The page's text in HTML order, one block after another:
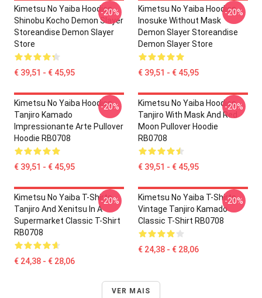
Kimetsu No Yaiba Hoodies -
Shinobu Kocho Demon Slayer
Storeandise Demon Slayer
Store
€ 39,51 - € 45,95
-20%
Kimetsu No Yaiba Hoodies -
Inosuke Without Mask
Demon Slayer Storeandise
Demon Slayer Store
€ 39,51 - € 45,95
-20%
Kimetsu No Yaiba Hoodies -
Tanjiro Kamado
Impressionante Arte Pullover
Hoodie RB0708
€ 39,51 - € 45,95
-20%
Kimetsu No Yaiba Hoodies -
Tanjiro With Mask And Red
Moon Pullover Hoodie
RB0708
€ 39,51 - € 45,95
-20%
Kimetsu No Yaiba T-Shirts -
Tanjiro And Xenitsu In A
Supermarket Classic T-Shirt
RB0708
€ 24,38 - € 28,06
-20%
Kimetsu No Yaiba T-Shirts -
Vintage Tanjiro Kamado
Classic T-Shirt RB0708
€ 24,38 - € 28,06
-20%
VER MAIS